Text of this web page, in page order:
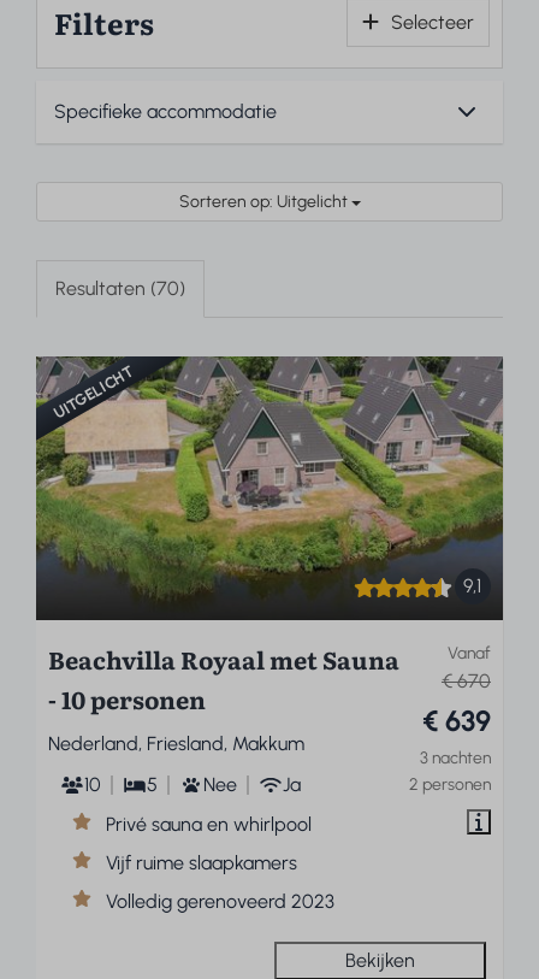
Filters Selecteer
Sorteren op: Uitgelicht
Resultaten (70)
UITGELICHT
9,1
Vanaf
€ 670
€ 639
3 nachten
2 personen
Beachvilla Royaal met Sauna
- 10 personen
Nederland, Friesland, Makkum
10
5 Nee
Ja
Privé sauna en whirlpool
Vijf ruime slaapkamers
Volledig gerenoveerd 2023
Bekijken